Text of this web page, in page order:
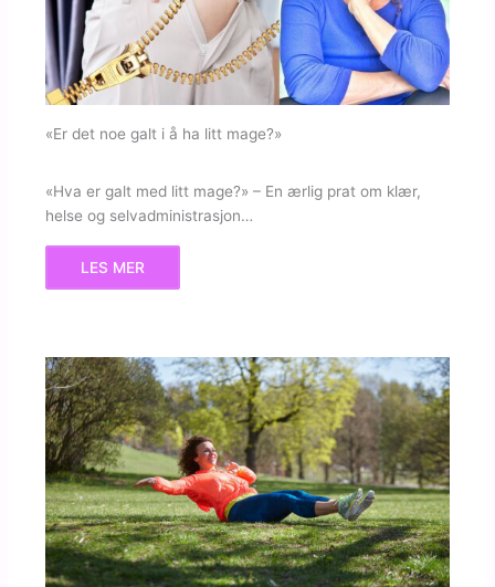
«Er det noe galt i å ha litt mage?»
«Hva er galt med litt mage?» – En ærlig prat om klær,
helse og selvadministrasjon…
LES MER